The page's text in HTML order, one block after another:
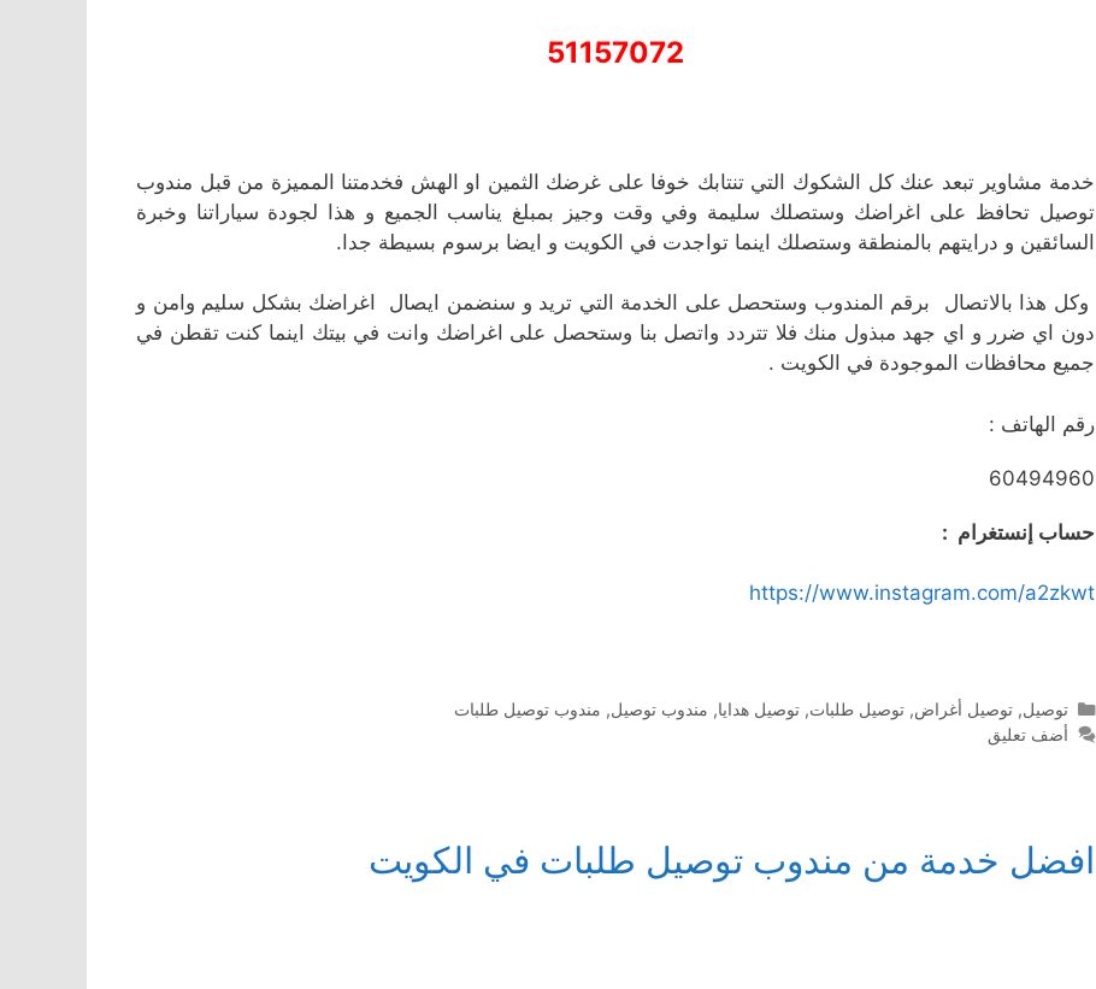
51157072
خدمة مشاوير تبعد عنك كل الشكوك التي تنتابك خوفا على غرضك الثمين او الهش فخدمتنا المميزة من قبل مندوب
توصيل تحافظ على اغراضك وستصلك سليمة وفي وقت وجيز بمبلغ يناسب الجميع و هذا لجودة سياراتنا وخبرة
السائقين و درايتهم بالمنطقة وستصلك اينما تواجدت في الكويت و ايضا برسوم بسيطة جدا.
وكل هذا بالاتصال برقم المندوب وستحصل على الخدمة التي تريد و سنضمن ايصال اغراضك بشكل سليم وامن و
دون اي ضرر و اي جهد مبذول منك فلا تتردد واتصل بنا وستحصل على اغراضك وانت في بيتك اينما كنت تقطن في
جميع محافظات الموجودة في الكويت .
رقم الهاتف :
60494960
حساب إنستغرام :
https://www.instagram.com/a2zkwt
التصنيفات
توصيل, توصيل أغراض, توصيل طلبات, توصيل هدايا, مندوب توصيل, مندوب توصيل طلبات
أضف تعليق
افضل خدمة من مندوب توصيل طلبات في الكويت